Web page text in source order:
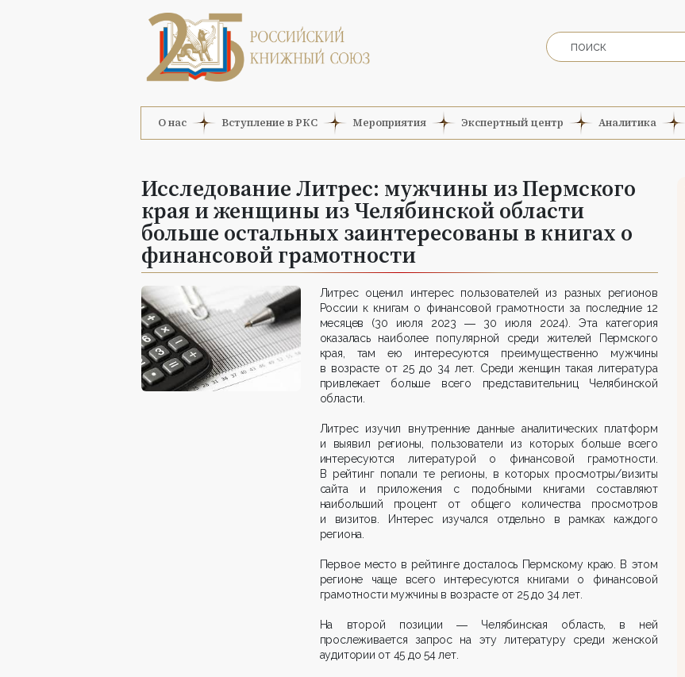
О нас Вступление в РКС Мероприятия Экспертный центр Аналитика
Исследование Литрес: мужчины из Пермского
края и женщины из Челябинской области
больше остальных заинтересованы в книгах о
финансовой грамотности
Литрес оценил интерес пользователей из разных регионов
России к книгам о финансовой грамотности за последние 12
месяцев (30 июля 2023 ― 30 июля 2024). Эта категория
оказалась наиболее популярной среди жителей Пермского
края, там ею интересуются преимущественно мужчины
в возрасте от 25 до 34 лет. Среди женщин такая литература
привлекает больше всего представительниц Челябинской
области.
Литрес изучил внутренние данные аналитических платформ
и выявил регионы, пользователи из которых больше всего
интересуются литературой о финансовой грамотности.
В рейтинг попали те регионы, в которых просмотры/визиты
сайта и приложения с подобными книгами составляют
наибольший процент от общего количества просмотров
и визитов. Интерес изучался отдельно в рамках каждого
региона.
Первое место в рейтинге досталось Пермскому краю. В этом
регионе чаще всего интересуются книгами о финансовой
грамотности мужчины в возрасте от 25 до 34 лет.
На второй позиции ― Челябинская область, в ней
прослеживается запрос на эту литературу среди женской
аудитории от 45 до 54 лет.